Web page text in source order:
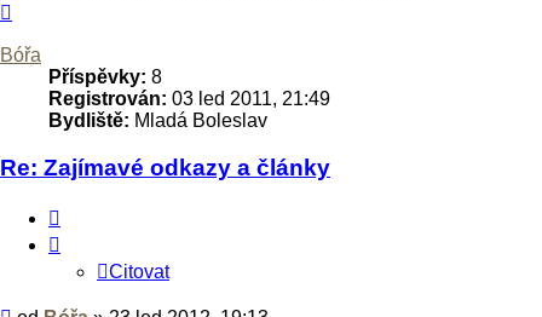
Bóřa
Příspěvky: 8
Registrován: 03 led 2011, 21:49
Bydliště: Mladá Boleslav
Re: Zajímavé odkazy a články
Citovat
Příspěvek